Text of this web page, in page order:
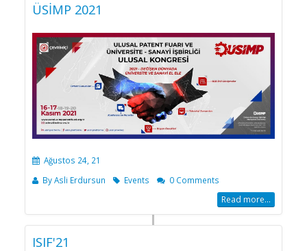
ÜSİMP 2021
Ağustos 24, 21
ByAsli Erdursun Events 0 Comments
Read more...
ISIF'21